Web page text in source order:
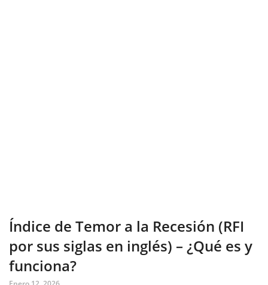
Índice de Temor a la Recesión (RFI
por sus siglas en inglés) – ¿Qué es y
funciona?